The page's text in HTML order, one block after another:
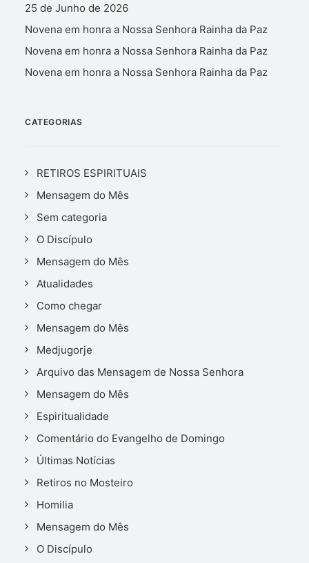
25 de Junho de 2026
Novena em honra a Nossa Senhora Rainha da Paz
Novena em honra a Nossa Senhora Rainha da Paz
Novena em honra a Nossa Senhora Rainha da Paz
CATEGORIAS
RETIROS ESPIRITUAIS
Mensagem do Mês
Sem categoria
O Discípulo
Mensagem do Mês
Atualidades
Como chegar
Mensagem do Mês
Medjugorje
Arquivo das Mensagem de Nossa Senhora
Mensagem do Mês
Espiritualidade
Comentário do Evangelho de Domingo
Últimas Notícias
Retiros no Mosteiro
Homilia
Mensagem do Mês
O Discípulo